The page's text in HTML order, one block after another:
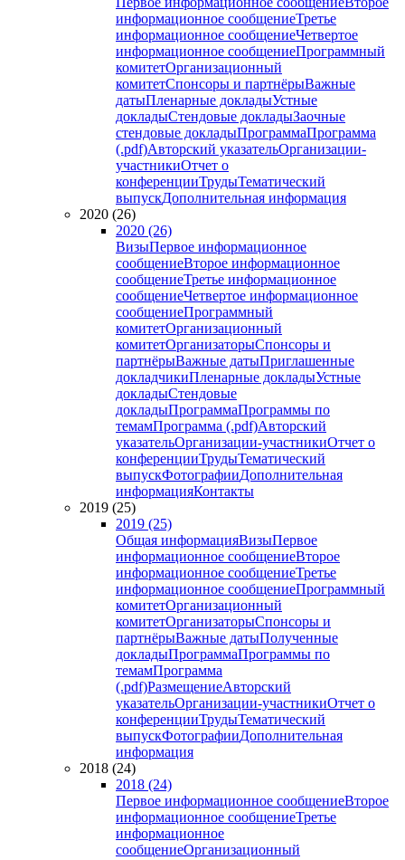
информационное сообщениеТретье
информационное сообщениеЧетвертое
информационное сообщениеПрограммный
комитетОрганизационный
комитетСпонсоры и партнёрыВажные
датыПленарные докладыУстные
докладыСтендовые докладыЗаочные
стендовые докладыПрограммаПрограмма
(.pdf)Авторский указательОрганизации-
участникиОтчет о
конференцииТрудыТематический
выпускДополнительная информация
2020 (26)
2020 (26)
ВизыПервое информационное
сообщениеВторое информационное
сообщениеТретье информационное
сообщениеЧетвертое информационное
сообщениеПрограммный
комитетОрганизационный
комитетОрганизаторыСпонсоры и
партнёрыВажные датыПриглашенные
докладчикиПленарные докладыУстные
докладыСтендовые
докладыПрограммаПрограммы по
темамПрограмма (.pdf)Авторский
указательОрганизации-участникиОтчет о
конференцииТрудыТематический
выпускФотографииДополнительная
информацияКонтакты
2019 (25)
2019 (25)
Общая информацияВизыПервое
информационное сообщениеВторое
информационное сообщениеТретье
информационное сообщениеПрограммный
комитетОрганизационный
комитетОрганизаторыСпонсоры и
партнёрыВажные датыПолученные
докладыПрограммаПрограммы по
темамПрограмма
(.pdf)РазмещениеАвторский
указательОрганизации-участникиОтчет о
конференцииТрудыТематический
выпускФотографииДополнительная
информация
2018 (24)
2018 (24)
Первое информационное сообщениеВторое
информационное сообщениеТретье
информационное
сообщениеОрганизационный